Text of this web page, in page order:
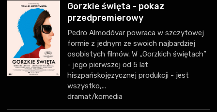
Gorzkie święta - pokaz
przedpremierowy
Pedro Almodóvar powraca w szczytowej
formie z jednym ze swoich najbardziej
osobistych filmów. W „Gorzkich świętach”
- jego pierwszej od 5 lat
hiszpańskojęzycznej produkcji - jest
wszystko,...
dramat/komedia